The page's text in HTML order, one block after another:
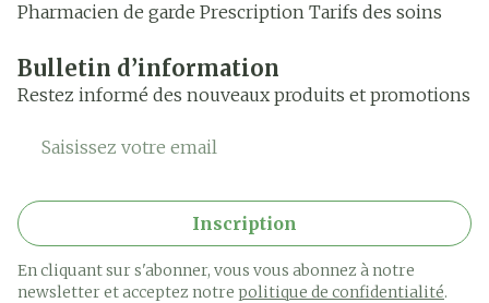
Pharmacien de garde Prescription Tarifs des soins
Bulletin d’information
Restez informé des nouveaux produits et promotions
Adresse mail
Inscription
En cliquant sur s'abonner, vous vous abonnez à notre
newsletter et acceptez notre politique de confidentialité.